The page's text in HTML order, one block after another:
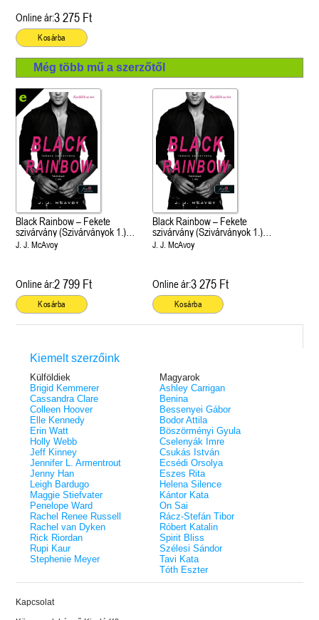
Online ár:3 275 Ft
Kosárba
Még több mű a szerzőtől
Black Rainbow – Fekete
szivárvány (Szivárványok 1.)
Önállóan is olvasható!
J. J. McAvoy
Online ár:2 799 Ft
Kosárba
Black Rainbow – Fekete
szivárvány (Szivárványok 1.)
Önállóan is olvasható!
J. J. McAvoy
Online ár:3 275 Ft
Kosárba
Kiemelt szerzőink
Külföldiek
Brigid Kemmerer
Cassandra Clare
Colleen Hoover
Elle Kennedy
Erin Watt
Holly Webb
Jeff Kinney
Jennifer L. Armentrout
Jenny Han
Leigh Bardugo
Maggie Stiefvater
Penelope Ward
Rachel Renee Russell
Rachel van Dyken
Rick Riordan
Rupi Kaur
Stephenie Meyer
Magyarok
Ashley Carrigan
Benina
Bessenyei Gábor
Bodor Attila
Böszörményi Gyula
Cselenyák Imre
Csukás István
Ecsédi Orsolya
Eszes Rita
Helena Silence
Kántor Kata
On Sai
Rácz-Stefán Tibor
Róbert Katalin
Spirit Bliss
Szélesi Sándor
Tavi Kata
Tóth Eszter
Kapcsolat